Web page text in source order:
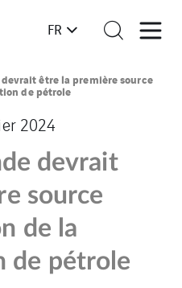
FR
devrait être la première source
de pétrole
2024
devrait
source
de la
de pétrole